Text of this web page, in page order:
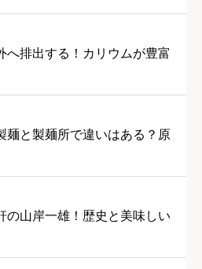
へ排出する！カリウムが豊富
麺と製麺所で違いはある？原
の山岸一雄！歴史と美味しい